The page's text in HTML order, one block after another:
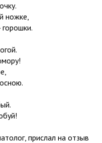
ножке,
прислал на отзыв